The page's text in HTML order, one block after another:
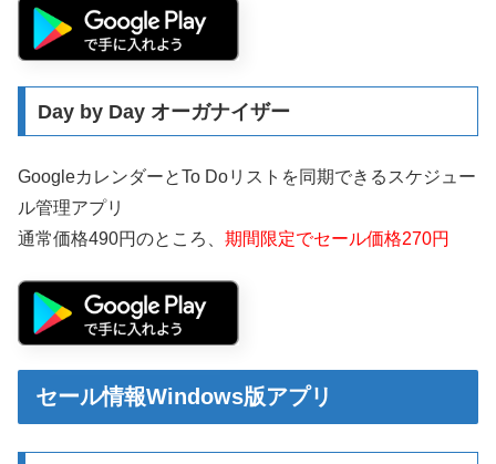
Day by Day オーガナイザー
GoogleカレンダーとTo Doリストを同期できるスケジュー
ル管理アプリ
通常価格490円のところ、 期間限定でセール価格270円
セール情報Windows版アプリ